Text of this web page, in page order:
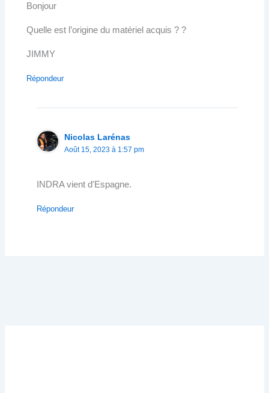
Bonjour
Quelle est l’origine du matériel acquis ? ?
JIMMY
Répondeur
Nicolas Larénas
Août 15, 2023 à 1:57 pm
INDRA vient d'Espagne.
Répondeur